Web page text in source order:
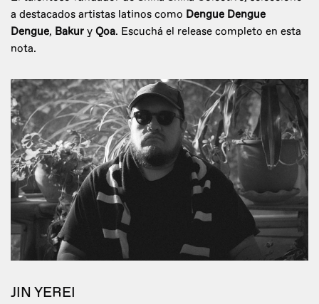
a destacados artistas latinos como Dengue Dengue
Dengue, Bakur y Qoa. Escuchá el release completo en esta
nota.
JIN YEREI